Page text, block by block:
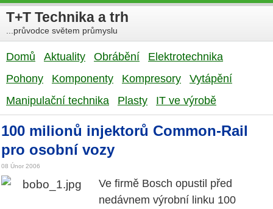
T+T Technika a trh
...průvodce světem průmyslu
Domů Aktuality Obrábění
Elektrotechnika
Pohony
Komponenty Kompresory
Vytápění
Manipulační technika
Plasty IT ve výrobě
100 milionů injektorů Common-Rail
pro osobní vozy
08 Únor 2006
Ve firmě Bosch opustil před
nedávnem výrobní linku 100